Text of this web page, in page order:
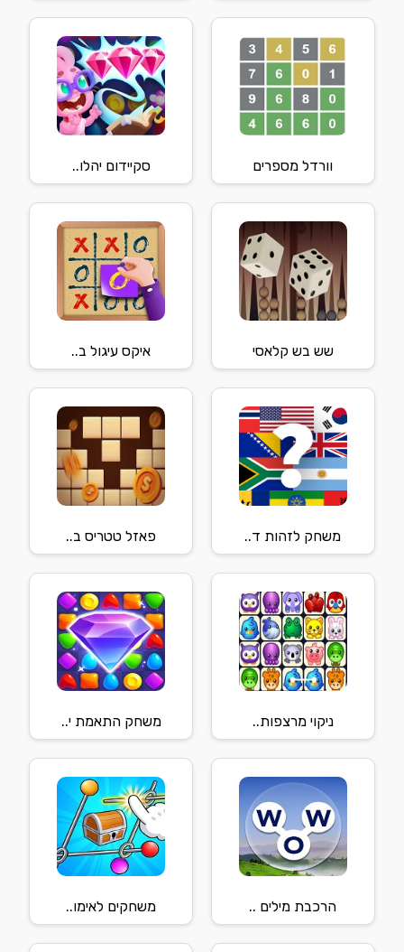
וורדל מספרים סקיידום יהלו..
שש בש קלאסי איקס עיגול ב..
משחק לזהות ד.. פאזל טטריס ב..
ניקוי מרצפות.. משחק התאמת י..
הרכבת מילים .. משחקים לאימו..